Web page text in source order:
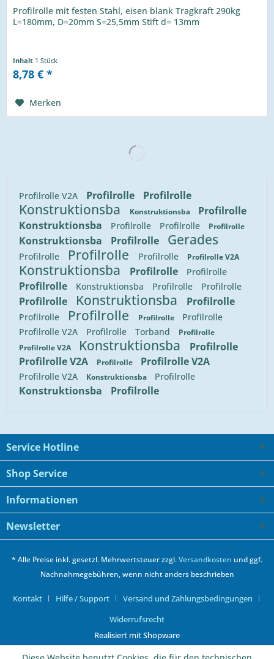
Profilrolle mit festen Stahl, eisen blank Tragkraft 290kg
L=180mm, D=20mm S=25,5mm Stift d= 13mm
Inhalt 1 Stück
8,78 € *
Merken
Profilrolle V2A Profilrolle Profilrolle
Konstruktionsba Konstruktionsba
Profilrolle
Konstruktionsba
Profilrolle Profilrolle Profilrolle
Konstruktionsba Profilrolle Gerades
Profilrolle Profilrolle Profilrolle Profilrolle V2A
Konstruktionsba Profilrolle Profilrolle
Profilrolle Konstruktionsba Profilrolle Profilrolle
Profilrolle Konstruktionsba Profilrolle
Profilrolle Profilrolle Profilrolle
Profilrolle
Profilrolle V2A
Profilrolle Torband
Profilrolle
Profilrolle V2A
Konstruktionsba
Profilrolle
Profilrolle V2A
Profilrolle Profilrolle V2A
Profilrolle V2A Konstruktionsba Profilrolle
Konstruktionsba Profilrolle
Service Hotline
Shop Service
Informationen
Newsletter
* Alle Preise inkl. gesetzl. Mehrwertsteuer zzgl.Versandkosten und ggf.
Nachnahmegebühren, wenn nicht anders beschrieben
Kontakt Hilfe / Support
Versand und Zahlungsbedingungen
Widerrufsrecht
Realisiert mit Shopware